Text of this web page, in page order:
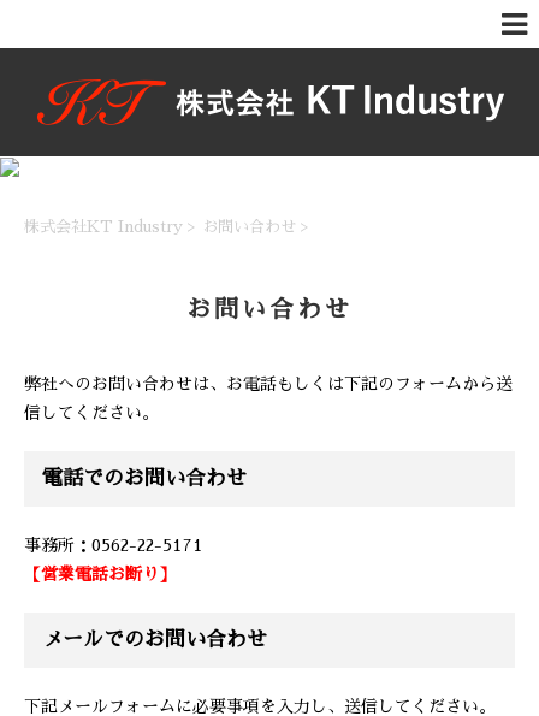
株式会社KT Industry > お問い合わせ >
お問い合わせ
弊社へのお問い合わせは、お電話もしくは下記のフォームから送
信してください。
電話でのお問い合わせ
事務所：0562-22-5171
【営業電話お断り】
メールでのお問い合わせ
下記メールフォームに必要事項を入力し、送信してください。